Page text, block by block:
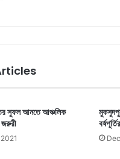
সুফল আনতে আঞ্চলিক
জরুরী